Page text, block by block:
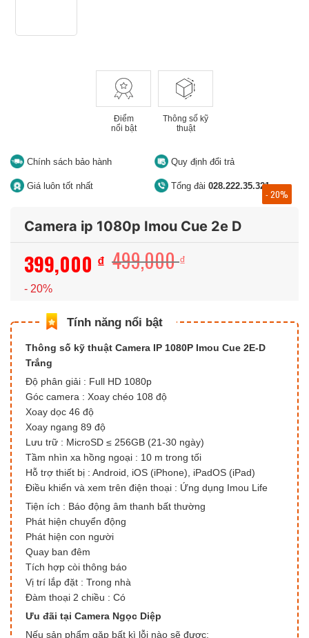
Điểm
nổi bật
Thông số kỹ
thuật
Chính sách bảo hành Quy định đổi trả
Giá luôn tốt nhất Tổng đài 028.222.35.321
Camera ip 1080p Imou Cue 2e D
499,000₫
399,000 ₫
399,000 ₫.
- 20%
- 20%
Thông số kỹ thuật Camera IP 1080P Imou Cue 2E-D
Trắng
Độ phân giải : Full HD 1080p
Góc camera : Xoay chéo 108 độ
Xoay dọc 46 độ
Xoay ngang 89 độ
Lưu trữ : MicroSD ≤ 256GB (21-30 ngày)
Tầm nhìn xa hồng ngoại : 10 m trong tối
Hỗ trợ thiết bị : Android, iOS (iPhone), iPadOS (iPad)
Điều khiển và xem trên điện thoại : Ứng dụng Imou Life
Tiện ích : Báo động âm thanh bất thường
Phát hiện chuyển động
Phát hiện con người
Quay ban đêm
Tích hợp còi thông báo
Vị trí lắp đặt : Trong nhà
Đàm thoại 2 chiều : Có
Ưu đãi tại Camera Ngọc Diệp
Nếu sản phẩm gặp bất kì lỗi nào sẽ được: